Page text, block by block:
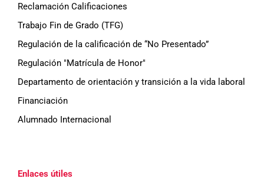
Reclamación Calificaciones
Trabajo Fin de Grado (TFG)
Regulación de la calificación de “No Presentado”
Regulación "Matrícula de Honor"
Departamento de orientación y transición a la vida laboral
Financiación
Alumnado Internacional
Enlaces útiles